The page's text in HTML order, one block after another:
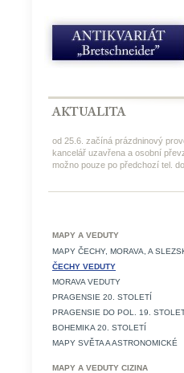
od 25.6. začíná prázdninový
kancelář uzavřena a osobní
možno pouze po předchozí tel.
MAPY A VEDUTY
MAPY ČECHY, MORAVA, A
ČECHY VEDUTY
MORAVA VEDUTY
PRAGENSIE 20. STOLETÍ
PRAGENSIE DO POL. 19.
BOHEMIKA 20. STOLETÍ
MAPY SVĚTA A ASTRONOMICKÉ
MAPY A VEDUTY CIZINA